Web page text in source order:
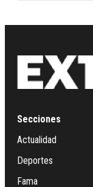
Secciones
Actualidad
Deportes
Fama